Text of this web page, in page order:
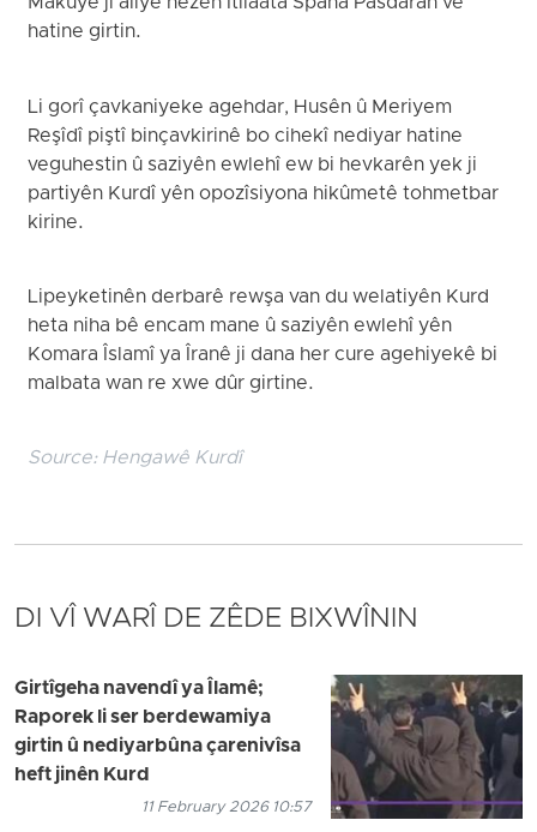
hatine girtin.
Li gorî çavkaniyeke agehdar, Husên û Meriyem
Reşîdî piştî binçavkirinê bo cihekî nediyar hatine
veguhestin û saziyên ewlehî ew bi hevkarên yek ji
partiyên Kurdî yên opozîsiyona hikûmetê tohmetbar
kirine.
Lipeyketinên derbarê rewşa van du welatiyên Kurd
heta niha bê encam mane û saziyên ewlehî yên
Komara Îslamî ya Îranê ji dana her cure agehiyekê bi
malbata wan re xwe dûr girtine.
Source: Hengawê Kurdî
DI VÎ WARÎ DE ZÊDE BIXWÎNIN
Girtîgeha navendî ya Îlamê;
Raporek li ser berdewamiya
girtin û nediyarbûna çarenivîsa
heft jinên Kurd
11 February 2026 10:57